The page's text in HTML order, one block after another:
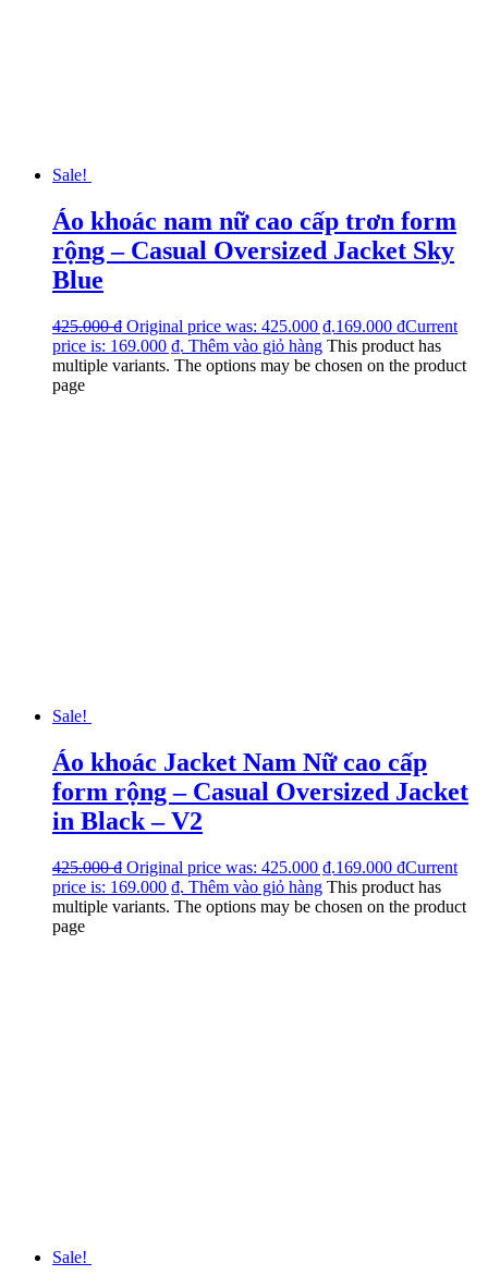
Sale!
Áo khoác nam nữ cao cấp trơn form
rộng – Casual Oversized Jacket Sky
Blue
425.000₫ Original price was: 425.000 ₫.169.000 ₫Current
price is: 169.000 ₫. Thêm vào giỏ hàng This product has
multiple variants. The options may be chosen on the product
page
Sale!
Áo khoác Jacket Nam Nữ cao cấp
form rộng – Casual Oversized Jacket
in Black – V2
425.000₫ Original price was: 425.000 ₫.169.000 ₫Current
price is: 169.000 ₫. Thêm vào giỏ hàng This product has
multiple variants. The options may be chosen on the product
page
Sale!